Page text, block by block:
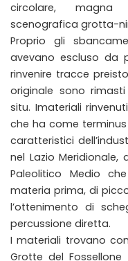
circolare, magna
scenografica grotta-
Proprio gli
avevano escluso da
rinvenire tracce
originale sono rimasti
situ. Imateriali
che ha come
caratteristici
nel Lazio Meridionale,
Paleolitico Medio
materia prima, di
l’ottenimento di
percussione diretta.
I materiali trovano
Grotte del